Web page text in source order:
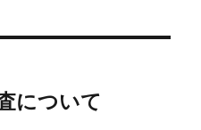
について